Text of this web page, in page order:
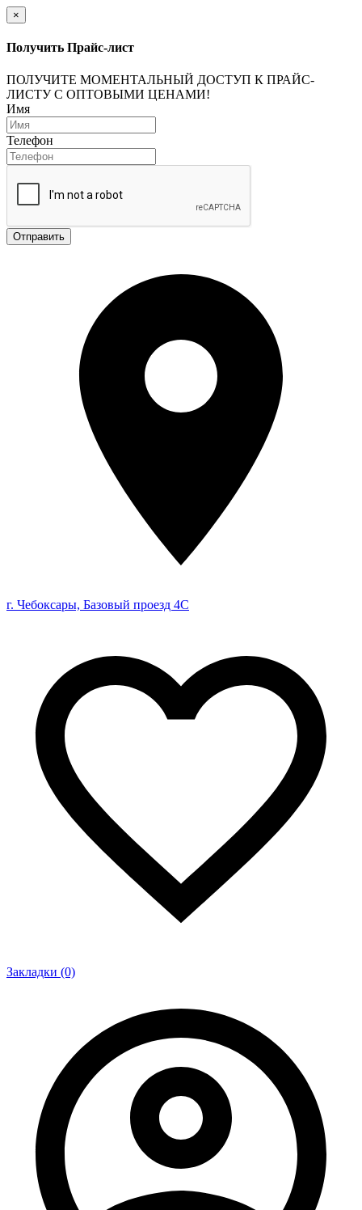
×
Получить Прайс-лист
ПОЛУЧИТЕ МОМЕНТАЛЬНЫЙ ДОСТУП К ПРАЙС-
ЛИСТУ С ОПТОВЫМИ ЦЕНАМИ!
Имя
Телефон
Отправить
г. Чебоксары, Базовый проезд 4С
Закладки (0)